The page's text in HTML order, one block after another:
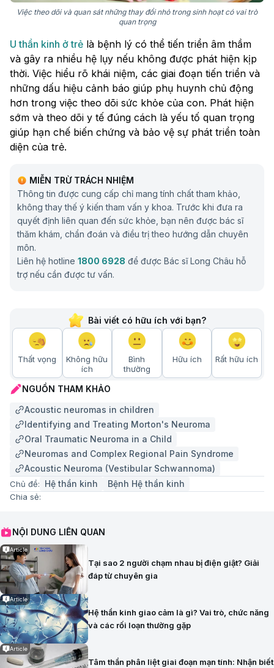
Việc theo dõi và quan sát những thay đổi nhỏ trong sinh hoạt có vai trò
quan trọng
U thần kinh ở trẻ là bệnh lý có thể tiến triển âm thầm
và gây ra nhiều hệ lụy nếu không được phát hiện kịp
thời. Việc hiểu rõ khái niệm, các giai đoạn tiến triển và
những dấu hiệu cảnh báo giúp phụ huynh chủ động
hơn trong việc theo dõi sức khỏe của con. Phát hiện
sớm và theo dõi y tế đúng cách là yếu tố quan trọng
giúp hạn chế biến chứng và bảo vệ sự phát triển toàn
diện của trẻ.
MIỄN TRỪ TRÁCH NHIỆM
Thông tin được cung cấp chỉ mang tính chất tham khảo,
không thay thế ý kiến tham vấn y khoa. Trước khi đưa ra
quyết định liên quan đến sức khỏe, bạn nên được bác sĩ
thăm khám, chẩn đoán và điều trị theo hướng dẫn chuyên
môn.
Liên hệ hotline 1800 6928 để được Bác sĩ Long Châu hỗ
trợ nếu cần được tư vấn.
Bài viết có hữu ích với bạn?
Thất vọng
Không hữu
ích
Bình
thường
Hữu ích Rất hữu ích
NGUỒN THAM KHẢO
Acoustic neuromas in children
Identifying and Treating Morton's Neuroma
Oral Traumatic Neuroma in a Child
Neuromas and Complex Regional Pain Syndrome
Acoustic Neuroma (Vestibular Schwannoma)
Chủ đề: Hệ thần kinh Bệnh Hệ thần kinh
Chia sẻ:
NỘI DUNG LIÊN QUAN
Article
Tại sao 2 người chạm nhau bị điện giật? Giải
đáp từ chuyên gia
Article
Hệ thần kinh giao cảm là gì? Vai trò, chức năng
và các rối loạn thường gặp
Article
Tâm thần phân liệt giai đoạn mạn tính: Nhận biết